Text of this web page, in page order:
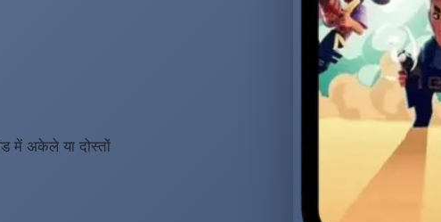
में अकेले या दोस्तों